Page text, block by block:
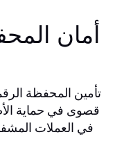
أمان
تأمين المحفظة
قصوى في حماية
في العملات